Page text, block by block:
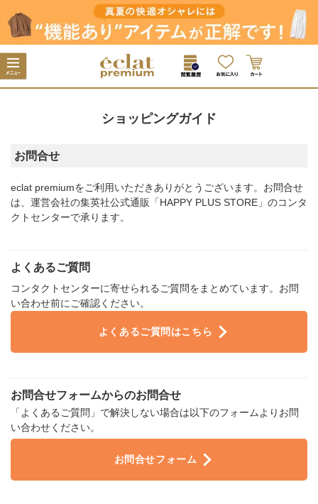
ショッピングガイド
お問合せ
eclat premiumをご利用いただきありがとうございます。お問合せ
は、運営会社の集英社公式通販「HAPPY PLUS STORE」のコンタ
クトセンターで承ります。
よくあるご質問
コンタクトセンターに寄せられるご質問をまとめています。お問
い合わせ前にご確認ください。​
よくあるご質問はこちら
お問合せフォームからのお問合せ
「よくあるご質問」で解決しない場合は以下のフォームよりお問
い合わせください。​
お問合せフォーム